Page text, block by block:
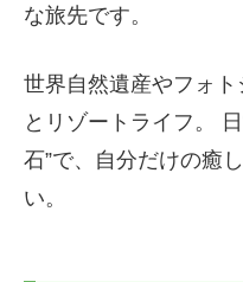
な旅先です。
世界自然遺産やフォ
とリゾートライフ。
石”で、自分だけの癒
い。